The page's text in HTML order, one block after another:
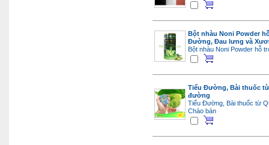
Bột nhàu Noni Powder
Đường, Đau lưng và
Bột nhàu Noni Powder hỗ
Tiểu Đường, Bài thuốc
đường
Tiểu Đường, Bài thuốc từ
Chào bán